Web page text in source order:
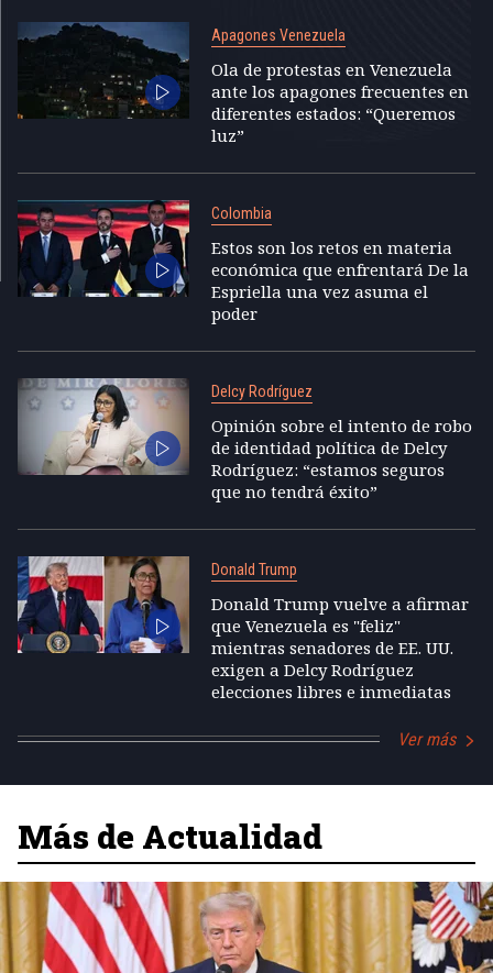
Apagones Venezuela
Ola de protestas en Venezuela
ante los apagones frecuentes en
diferentes estados: “Queremos
luz”
Colombia
Estos son los retos en materia
económica que enfrentará De la
Espriella una vez asuma el
poder
Delcy Rodríguez
Opinión sobre el intento de robo
de identidad política de Delcy
Rodríguez: “estamos seguros
que no tendrá éxito”
Donald Trump
Donald Trump vuelve a afirmar
que Venezuela es "feliz"
mientras senadores de EE. UU.
exigen a Delcy Rodríguez
elecciones libres e inmediatas
Ver más
Más de Actualidad